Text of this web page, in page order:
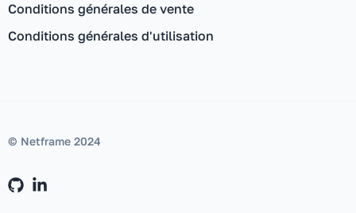
Conditions générales de vente
Conditions générales d'utilisation
© Netframe 2024